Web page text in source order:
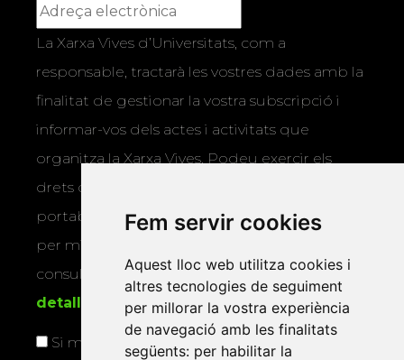
Fem servir cookies
Aquest lloc web utilitza cookies i
altres tecnologies de seguiment
per millorar la vostra experiència
de navegació amb les finalitats
següents: per habilitar la
La Xarxa Vives d’Universitats, com a
responsable, tractarà les vostres dades amb la
finalitat de gestionar la vostra subscripció i
informar-vos dels actes i activitats que
organitza la Xarxa Vives. Podeu exercir els
drets d’accés, rectificació, supressió,
portabilitat, limitació o oposició al tractament
per mitjans físics o electrònics. Podeu
consultar la
informació addicional i
detallada sobre protecció de dades.
Si marqueu aquesta casella, consentiu que